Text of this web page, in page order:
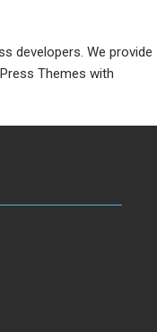
developers. We provide
Themes with